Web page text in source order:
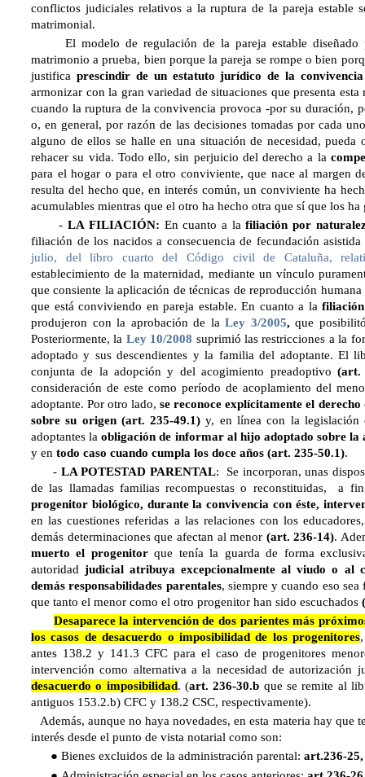
conflictos judiciales relativos a la ruptura de la pareja estable
matrimonial.
El modelo de regulación de la pareja estable diseñado
matrimonio a prueba, bien porque la pareja se rompe o bien
justifica prescindir de un estatuto jurídico de la
armonizar con la gran variedad de situaciones que presenta
cuando la ruptura de la convivencia provoca -por su duración,
o, en general, por razón de las decisiones tomadas por cada
alguno de ellos se halle en una situación de necesidad, pueda
rehacer su vida. Todo ello, sin perjuicio del derecho a la
para el hogar o para el otro conviviente, que nace al margen
resulta del hecho que, en interés común, un conviviente ha
acumulables mientras que el otro ha hecho otra que sí que los ha
-LA FILIACIÓN: En cuanto a lafiliación por
filiación de los nacidos a consecuencia de fecundación
julio, del libro cuarto del Código civil de Cataluña,
establecimiento de la maternidad, mediante un vínculo
que consiente la aplicación de técnicas de reproducción
que está conviviendo en pareja estable. En cuanto a la
produjeron con la aprobación de la Ley 3/2005,que
Posteriormente, la Ley 10/2008 suprimió las restricciones a la
adoptado y sus descendientes y la familia del adoptante. El
conjunta de la adopción y del acogimiento preadoptivo (art.
consideración de este como período de acoplamiento del
adoptante. Por otro lado,se reconoce explícitamente el
sobre su origen (art. 235-49.1) y, en línea con la legislación
adoptantes laobligación de informar al hijo adoptado sobre la
y en todo caso cuando cumpla los doce años (art. 235-50.1).
- LA POTESTAD PARENTAL: Se incorporan, unas
de las llamadas familias recompuestas o reconstituidas, a
progenitor biológico, durante la convivencia con éste,
en las cuestiones referidas a las relaciones con los
demás determinaciones que afectan al menor (art. 236-14).
muerto el progenitorque tenía la guarda de forma
autoridadjudicial atribuya excepcionalmente al viudo o al
demás responsabilidades parentales, siempre y cuando eso
que tanto el menor como el otro progenitor han sido escuchados
Desaparece la intervención de dos parientes más
los casos de desacuerdo o imposibilidad de los progenitores
antes 138.2 y 141.3 CFC para el caso de progenitores
intervención como alternativa a la necesidad de autorización
desacuerdo o imposibilidad. (art. 236-30.b que se remite al
antiguos 153.2.b) CFC y 138.2 CSC, respectivamente).
Además, aunque no haya novedades, en esta materia hay que
interés desde el punto de vista notarial como son:
● Bienes excluidos de la administración parental: art.236-